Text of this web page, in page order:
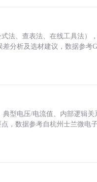
法、查表法、在线工具法）
分析及选材建议，数据参考
型电压/电流值、内部逻辑
，数据参考自杭州士兰微电